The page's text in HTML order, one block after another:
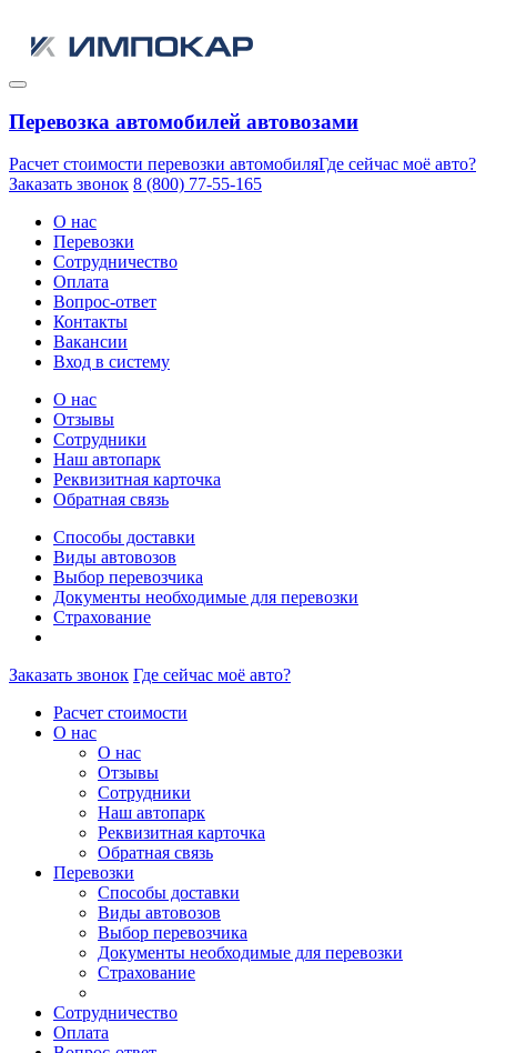
Перевозка автомобилей автовозами
Расчет стоимости перевозки автомобиляГде сейчас моё авто?
Заказать звонок 8 (800) 77-55-165
О нас
Перевозки
Сотрудничество
Оплата
Вопрос-ответ
Контакты
Вакансии
Вход в систему
О нас
Отзывы
Сотрудники
Наш автопарк
Реквизитная карточка
Обратная связь
Способы доставки
Виды автовозов
Выбор перевозчика
Документы необходимые для перевозки
Страхование
Заказать звонок Где сейчас моё авто?
Расчет стоимости
О нас
О нас
Отзывы
Сотрудники
Наш автопарк
Реквизитная карточка
Обратная связь
Перевозки
Способы доставки
Виды автовозов
Выбор перевозчика
Документы необходимые для перевозки
Страхование
Сотрудничество
Оплата